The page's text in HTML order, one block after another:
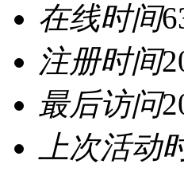
在线时间
注册时间
最后访问
上次活动